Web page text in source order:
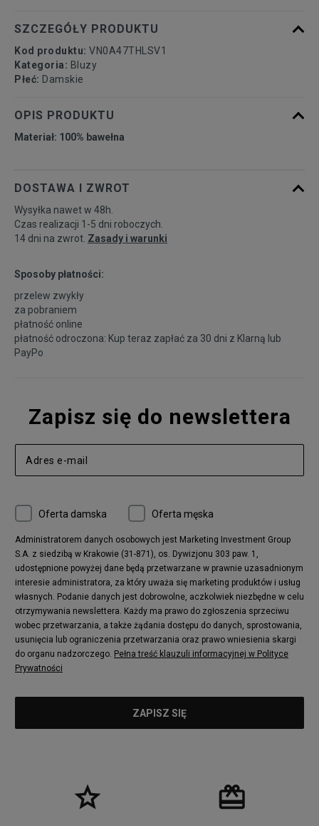
dostępności
SZCZEGÓŁY PRODUKTU
Kod produktu: VN0A47THLSV1
Kategoria: Bluzy
Płeć: Damskie
OPIS PRODUKTU
Materiał: 100% bawełna
DOSTAWA I ZWROT
Wysyłka nawet w 48h.
Czas realizacji 1-5 dni roboczych.
14 dni na zwrot. Zasady i warunki
Sposoby płatności:
przelew zwykły
za pobraniem
płatność online
płatność odroczona: Kup teraz zapłać za 30 dni z Klarną lub
PayPo
Zapisz się do newslettera
Oferta damska Oferta męska
Administratorem danych osobowych jest Marketing Investment Group
S.A. z siedzibą w Krakowie (31-871), os. Dywizjonu 303 paw. 1,
udostępnione powyżej dane będą przetwarzane w prawnie uzasadnionym
interesie administratora, za który uważa się marketing produktów i usług
własnych. Podanie danych jest dobrowolne, aczkolwiek niezbędne w celu
otrzymywania newslettera. Każdy ma prawo do zgłoszenia sprzeciwu
wobec przetwarzania, a także żądania dostępu do danych, sprostowania,
usunięcia lub ograniczenia przetwarzania oraz prawo wniesienia skargi
do organu nadzorczego. Pełna treść klauzuli informacyjnej w Polityce
Prywatności